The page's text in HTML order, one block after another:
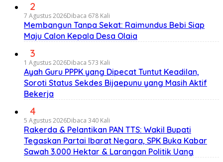
2
7 Agustus 2026Dibaca 678 Kali
Membangun Tanpa Sekat: Raimundus Bebi Siap
Maju Calon Kepala Desa Olaia
3
1 Agustus 2026Dibaca 573 Kali
Ayah Guru PPPK yang Dipecat Tuntut Keadilan,
Soroti Status Sekdes Bijaepunu yang Masih Aktif
Bekerja
4
5 Agustus 2026Dibaca 340 Kali
Rakerda & Pelantikan PAN TTS: Wakil Bupati
Tegaskan Partai Ibarat Negara, SPK Buka Kabar
Sawah 3.000 Hektar & Larangan Politik Uang